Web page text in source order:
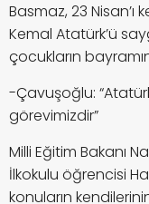
Basmaz, 23
Kemal Atatürk’ü
çocukların
-Çavuşoğlu:
görevimizdir”
Milli Eğitim Bakanı
İlkokulu öğrencisi
konuların